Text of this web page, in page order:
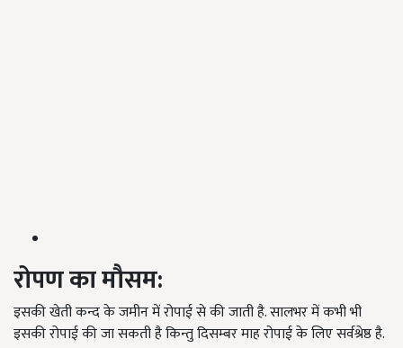
रोपण का मौसम:
इसकी खेती कन्द के जमीन में रोपाई से की जाती है. सालभर में कभी भी
इसकी रोपाई की जा सकती है किन्तु दिसम्बर माह रोपाई के लिए सर्वश्रेष्ठ है.